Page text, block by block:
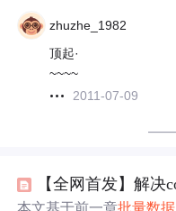
zhuzhe_1982
顶起·
~~~~
2011-07-09
——
【全网首发】解决